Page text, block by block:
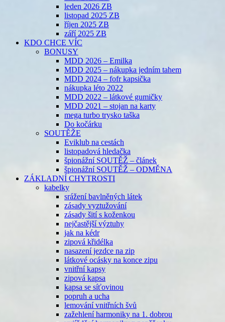
leden 2026 ZB
listopad 2025 ZB
říjen 2025 ZB
září 2025 ZB
KDO CHCE VÍC
BONUSY
MDD 2026 – Emilka
MDD 2025 – nákupka jedním tahem
MDD 2024 – fofr kapsička
nákupka léto 2022
MDD 2022 – látkové gumičky
MDD 2021 – stojan na karty
mega turbo trysko taška
Do kočárku
SOUTĚŽE
Eviklub na cestách
listopadová hledačka
špionážní SOUTĚŽ – článek
špionážní SOUTĚŽ – ODMĚNA
ZÁKLADNÍ CHYTROSTI
kabelky
srážení bavlněných látek
zásady vyztužování
zásady šití s koženkou
nejčastější výztuhy
jak na kédr
zipová křidélka
nasazení jezdce na zip
látkové ocásky na konce zipu
vnitřní kapsy
zipová kapsa
kapsa se síťovinou
popruh a ucha
lemování vnitřních švů
zažehlení harmoniky na 1. dobrou